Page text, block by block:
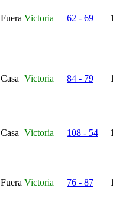
Fuera Victoria 62 - 69
Casa Victoria 84 - 79
Casa Victoria 108 - 54
Fuera Victoria 76 - 87